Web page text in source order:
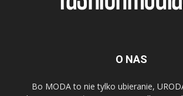
O NAS
Bo MODA to nie tylko ubieranie,